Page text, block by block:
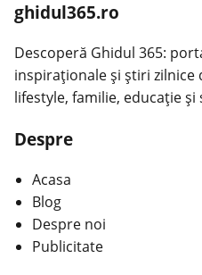
ghidul365.ro
Descoperă Ghidul 365:
inspiraționale și știri zilnice
lifestyle, familie, educație și
Despre
Acasa
Blog
Despre noi
Publicitate